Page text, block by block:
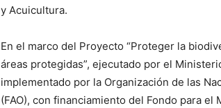
y Acuicultura.
En el marco del Proyecto “Proteger la
áreas protegidas”, ejecutado por el
implementado por la Organización de las
(FAO), con financiamiento del Fondo para